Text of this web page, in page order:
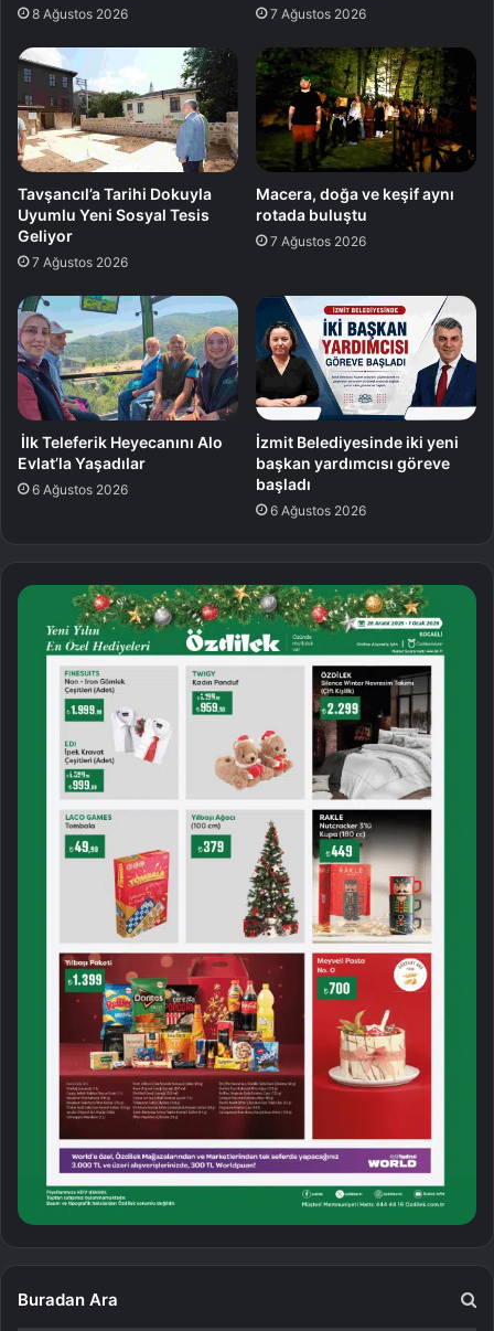
8 Ağustos 2026 7 Ağustos 2026
Tavşancıl’a Tarihi Dokuyla
Uyumlu Yeni Sosyal Tesis
Geliyor
7 Ağustos 2026
Macera, doğa ve keşif aynı
rotada buluştu
7 Ağustos 2026
İlk Teleferik Heyecanını Alo
Evlat’la Yaşadılar
6 Ağustos 2026
İzmit Belediyesinde iki yeni
başkan yardımcısı göreve
başladı
6 Ağustos 2026
Buradan Ara